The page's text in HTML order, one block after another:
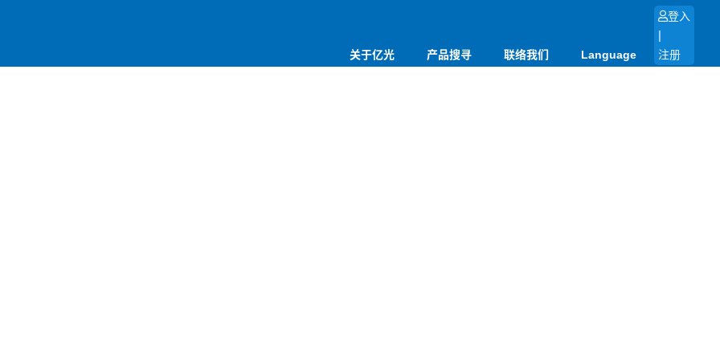
关于亿光 产品搜寻 联络我们 Language
登入
|
注册